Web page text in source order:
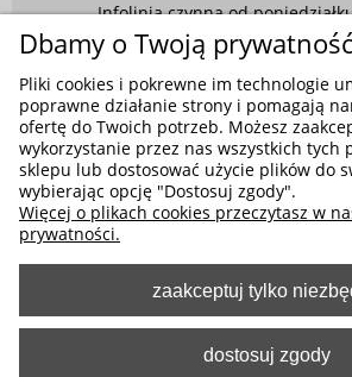
Infolinia czynna od
w godzinach 9.00 - 17.00
881 703
E-mail:
Sklepy stacjonarne:
ul. Składowa 26, 34-400
ul. Żywiecka 91, 43-300
MOŻLIWE FORMY PŁATNOŚCI
Dbamy o Twoją prywatność
Pliki cookies i pokrewne im technologie
poprawne działanie strony i pomagają
ofertę do Twoich potrzeb. Możesz
wykorzystanie przez nas wszystkich tych
sklepu lub dostosować użycie plików do
wybierając opcję "Dostosuj zgody".
Więcej o plikach cookies przeczytasz w
prywatności.
zaakceptuj tylko
dostosuj zgody